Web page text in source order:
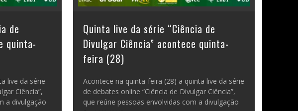
de
quinta-
live da série
Ciência”,
a divulgação
Quinta live da série “Ciência de
Divulgar Ciência” acontece quinta-
feira (28)
Acontece na quinta-feira (28) a quinta live da série
de debates online “Ciência de Divulgar Ciência”,
que reúne pessoas envolvidas com a divulgação